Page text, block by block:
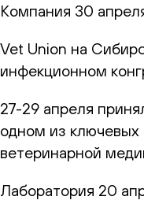
Компания 30
Vet Union на
инфекционном
27-29 апреля
одном из
ветеринарной
Лаборатория 20